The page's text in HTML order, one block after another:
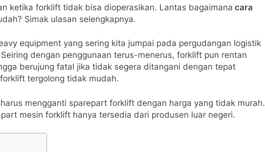
ketika forklift tidak bisa dioperasikan. Lantas bagaimana cara
Simak ulasan selengkapnya.
equipment yang sering kita jumpai pada pergudangan logistik
dengan penggunaan terus-menerus, forklift pun rentan
berujung fatal jika tidak segera ditangani dengan tepat
tergolong tidak mudah.
mengganti sparepart forklift dengan harga yang tidak murah.
mesin forklift hanya tersedia dari produsen luar negeri.